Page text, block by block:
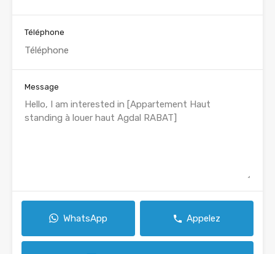
Téléphone
Message
WhatsApp Appelez